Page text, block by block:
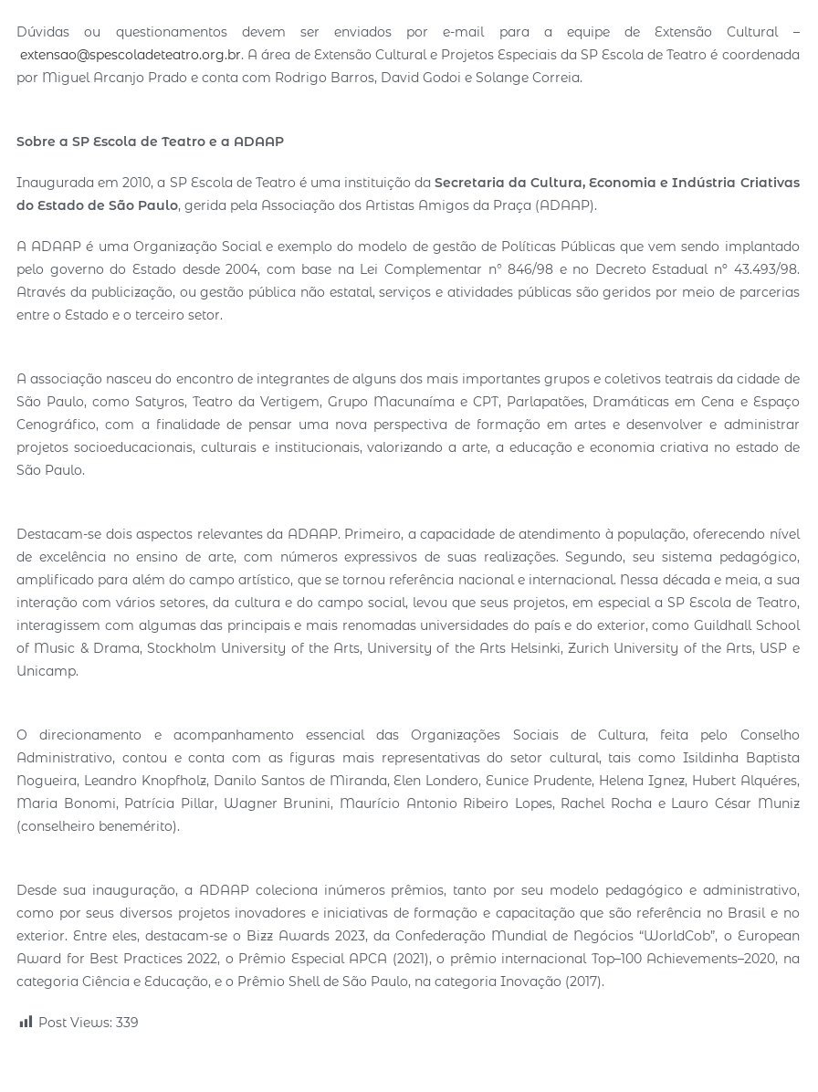
Dúvidas ou questionamentos devem ser enviados por e-mail para a equipe de Extensão Cultural –
extensao@spescoladeteatro.org.br. A área de Extensão Cultural e Projetos Especiais da SP Escola de Teatro é coordenada
por Miguel Arcanjo Prado e conta com Rodrigo Barros, David Godoi e Solange Correia.
Sobre a SP Escola de Teatro e a ADAAP
Inaugurada em 2010, a SP Escola de Teatro é uma instituição daSecretaria da Cultura, Economia e Indústria Criativas
do Estado de São Paulo, gerida pela Associação dos Artistas Amigos da Praça (ADAAP).
A ADAAP é uma Organização Social e exemplo do modelo de gestão de Políticas Públicas que vem sendo implantado
pelo governo do Estado desde 2004, com base na Lei Complementar n° 846/98 e no Decreto Estadual nº 43.493/98.
Através da publicização, ou gestão pública não estatal, serviços e atividades públicas são geridos por meio de parcerias
entre o Estado e o terceiro setor.
A associação nasceu do encontro de integrantes de alguns dos mais importantes grupos e coletivos teatrais da cidade de
São Paulo, como Satyros, Teatro da Vertigem, Grupo Macunaíma e CPT, Parlapatões, Dramáticas em Cena e Espaço
Cenográfico, com a finalidade de pensar uma nova perspectiva de formação em artes e desenvolver e administrar
projetos socioeducacionais, culturais e institucionais, valorizando a arte, a educação e economia criativa no estado de
São Paulo.
Destacam-se dois aspectos relevantes da ADAAP. Primeiro, a capacidade de atendimento à população, oferecendo nível
de excelência no ensino de arte, com números expressivos de suas realizações. Segundo, seu sistema pedagógico,
amplificado para além do campo artístico, que se tornou referência nacional e internacional. Nessa década e meia, a sua
interação com vários setores, da cultura e do campo social, levou que seus projetos, em especial a SP Escola de Teatro,
interagissem com algumas das principais e mais renomadas universidades do país e do exterior, como Guildhall School
of Music & Drama, Stockholm University of the Arts, University of the Arts Helsinki, Zurich University of the Arts, USP e
Unicamp.
O direcionamento e acompanhamento essencial das Organizações Sociais de Cultura, feita pelo Conselho
Administrativo, contou e conta com as figuras mais representativas do setor cultural, tais como Isildinha Baptista
Nogueira, Leandro Knopfholz, Danilo Santos de Miranda, Elen Londero, Eunice Prudente, Helena Ignez, Hubert Alquéres,
Maria Bonomi, Patrícia Pillar, Wagner Brunini, Maurício Antonio Ribeiro Lopes, Rachel Rocha e Lauro César Muniz
(conselheiro benemérito).
Desde sua inauguração, a ADAAP coleciona inúmeros prêmios, tanto por seu modelo pedagógico e administrativo,
como por seus diversos projetos inovadores e iniciativas de formação e capacitação que são referência no Brasil e no
exterior. Entre eles, destacam-se o Bizz Awards 2023, da Confederação Mundial de Negócios “WorldCob”, o European
Award for Best Practices 2022, o Prêmio Especial APCA (2021), o prêmio internacional Top–100 Achievements–2020, na
categoria Ciência e Educação, e o Prêmio Shell de São Paulo, na categoria Inovação (2017).
Post Views: 339